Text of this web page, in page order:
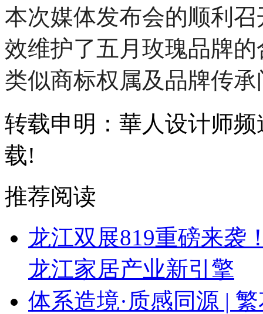
本次媒体发布会的顺利
效维护了五月玫瑰品牌
类似商标权属及品牌传
转载申明：華人设计师
载!
推荐阅读
龙江双展819重磅来袭
龙江家居产业新引擎
体系造境·质感同源 |